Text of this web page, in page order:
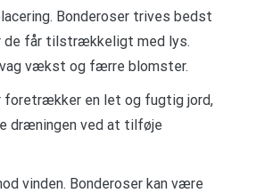
Bonderoser trives bedst
de får tilstrækkeligt med lys.
vækst og færre blomster.
foretrækker en let og fugtig jord,
dræningen ved at tilføje
vinden. Bonderoser kan være